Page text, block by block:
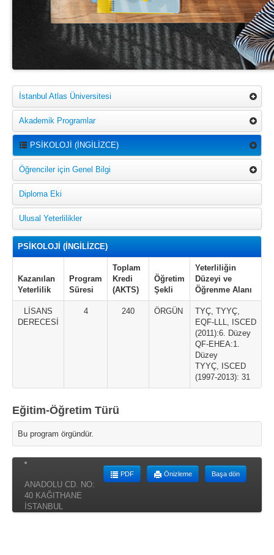
İstanbul Atlas Üniversitesi
Akademik Programlar
PSİKOLOJİ (İNGİLİZCE)
Öğrenciler için Genel Bilgi
Diploma Eki
Ulusal Yeterlilikler
PSİKOLOJİ (İNGİLİZCE)
Kazanılan
Yeterlilik
Program
Süresi
Toplam
Kredi
(AKTS)
Öğretim
Şekli
Yeterliliğin
Düzeyi ve
Öğrenme Alanı
LİSANS
DERECESİ
4 240 ÖRGÜN
TYÇ, TYYÇ,
EQF-LLL, ISCED
(2011):6. Düzey
QF-EHEA:1.
Düzey
TYYÇ, ISCED
(1997-2013): 31
Eğitim-Öğretim Türü
Bu program örgündür.
Başa dön
Önizleme
PDF
ANADOLU CD. NO:
40 KAĞITHANE
İSTANBUL